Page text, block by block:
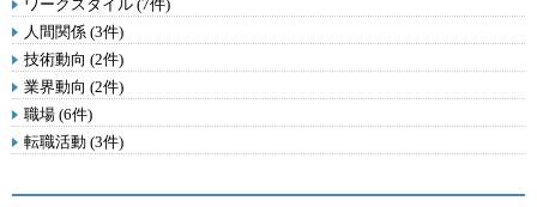
ワークスタイル (7件)
人間関係 (3件)
技術動向 (2件)
業界動向 (2件)
職場 (6件)
転職活動 (3件)